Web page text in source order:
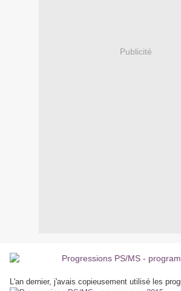
Publicité
L'an dernier, j'avais copieusement utilisé les